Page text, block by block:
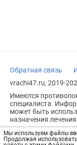
Мы используем файлы
Продолжая
Обратная связь
vrachi47.ru, 2019-
Имеются
специалиста.
может быть
назначения
Возрастное